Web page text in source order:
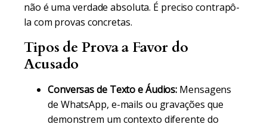
não é uma verdade absoluta. É preciso contrapô-
la com provas concretas.
Tipos de Prova a Favor do
Acusado
Conversas de Texto e Áudios: Mensagens
de WhatsApp, e-mails ou gravações que
demonstrem um contexto diferente do